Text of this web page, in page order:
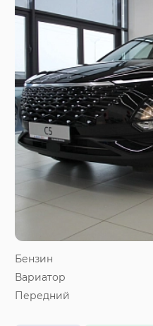
Бензин
Вариатор
Передний